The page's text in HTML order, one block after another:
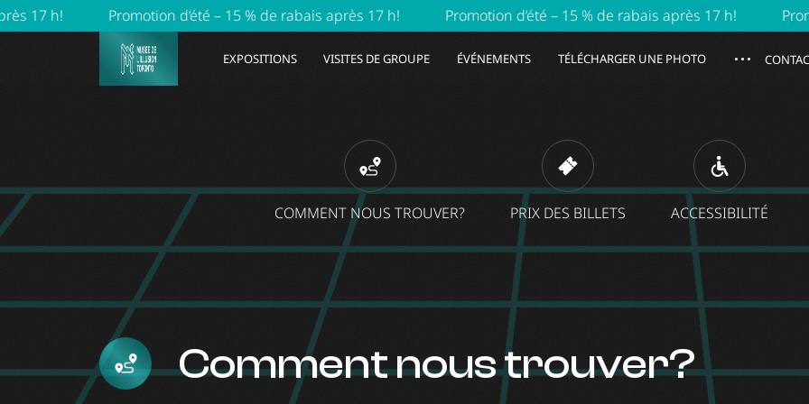
Promotion d’été – 15 % de rabais après 17 h! Promotion d’été – 15 % de rabais après 17 h! Promotion
EXPOSITIONS VISITES DE GROUPE ÉVÉNEMENTS TÉLÉCHARGER UNE PHOTO
COMMENT NOUS TROUVER? PRIX ​​DES BILLETS ACCESSIBILITÉ
Comment nous trouver?